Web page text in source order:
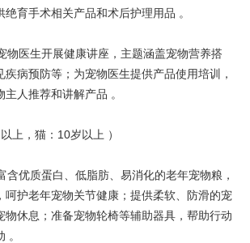
育手术相关产品和术后护理用品 。
物医生开展健康讲座，主题涵盖宠物营养搭
疾病预防等；为宠物医生提供产品使用培训，
人推荐和讲解产品 。
上，猫：10岁以上 ）
含优质蛋白、低脂肪、易消化的老年宠物粮，
呵护老年宠物关节健康；提供柔软、防滑的宠
物休息；准备宠物轮椅等辅助器具，帮助行动
。